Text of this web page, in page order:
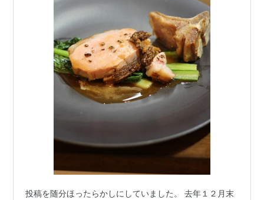
投稿を随分ほったらかしにしていました。 去年１２月末